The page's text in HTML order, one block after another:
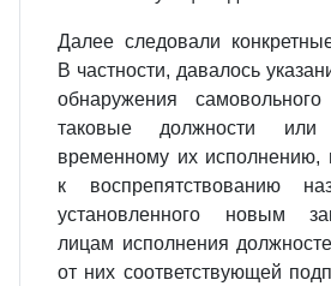
Далее следовали
В частности, давалось
обнаружения
таковые должности
временному их исполнению,
к воспрепятствованию
установленного новым
лицам исполнения
от них соответствующей